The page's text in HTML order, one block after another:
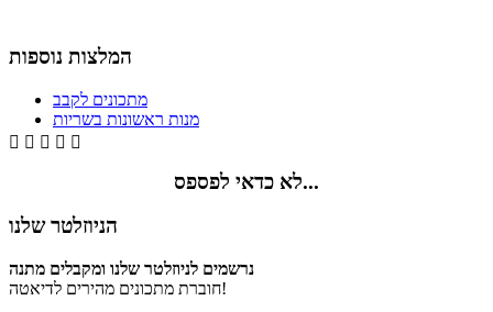
המלצות נוספות
מתכונים לקבב
מנות ראשונות בשריות
    
לא כדאי לפספס...
הניוזלטר שלנו
נרשמים לניוזלטר שלנו ומקבלים מתנה
חוברת מתכונים מהירים לדיאטה!